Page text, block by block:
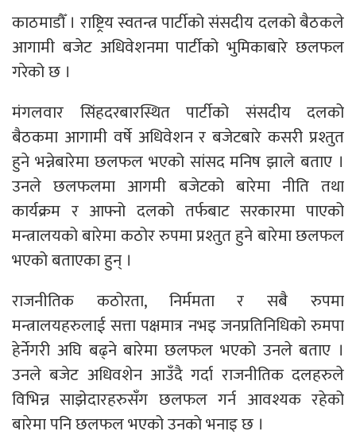
काठमाडाैँ । राष्ट्रिय स्वतन्त्र पार्टीको संसदीय दलको बैठकले
आगामी बजेट अधिवेशनमा पार्टीको भुमिकाबारे छलफल
गरेको छ ।
मंगलवार सिंहदरबारस्थित पार्टीको संसदीय दलको
बैठकमा आगामी वर्षे अधिवेशन र बजेटबारे कसरी प्रश्तुत
हुने भन्नेबारेमा छलफल भएको सांसद मनिष झाले बताए ।
उनले छलफलमा आगमी बजेटको बारेमा नीति तथा
कार्यक्रम र आफ्नो दलको तर्फबाट सरकारमा पाएको
मन्त्रालयको बारेमा कठोर रुपमा प्रश्तुत हुने बारेमा छलफल
भएको बताएका हुन् ।
राजनीतिक कठोरता, निर्ममता र सबै रुपमा
मन्त्रालयहरुलाई सत्ता पक्षमात्र नभइ जनप्रतिनिधिको रुमपा
हेर्नेगरी अघि बढ्ने बारेमा छलफल भएको उनले बताए ।
उनले बजेट अधिवशेन आउँदै गर्दा राजनीतिक दलहरुले
विभिन्न साझेदारहरुसँग छलफल गर्न आवश्यक रहेको
बारेमा पनि छलफल भएको उनकाे भनाइ छ ।